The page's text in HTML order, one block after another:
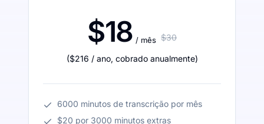
$18 / mês $30
($216 / ano, cobrado anualmente)
6000 minutos de transcrição por mês
$20 por 3000 minutos extras